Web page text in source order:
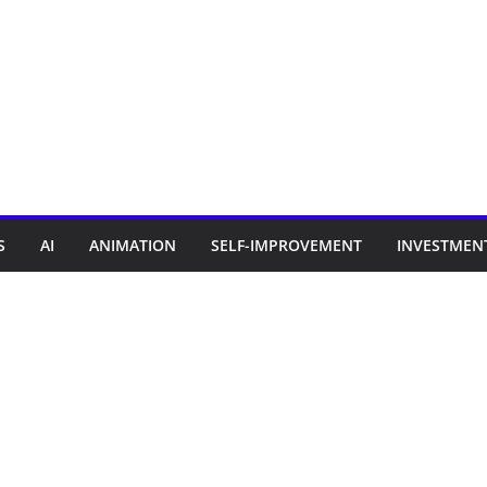
AI ANIMATION SELF-IMPROVEMENT